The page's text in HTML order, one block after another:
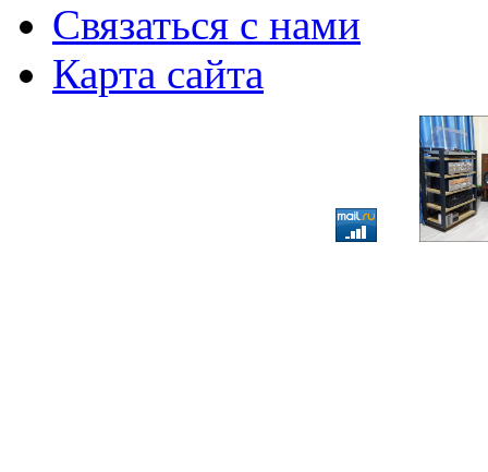
Связаться с нами
Карта сайта